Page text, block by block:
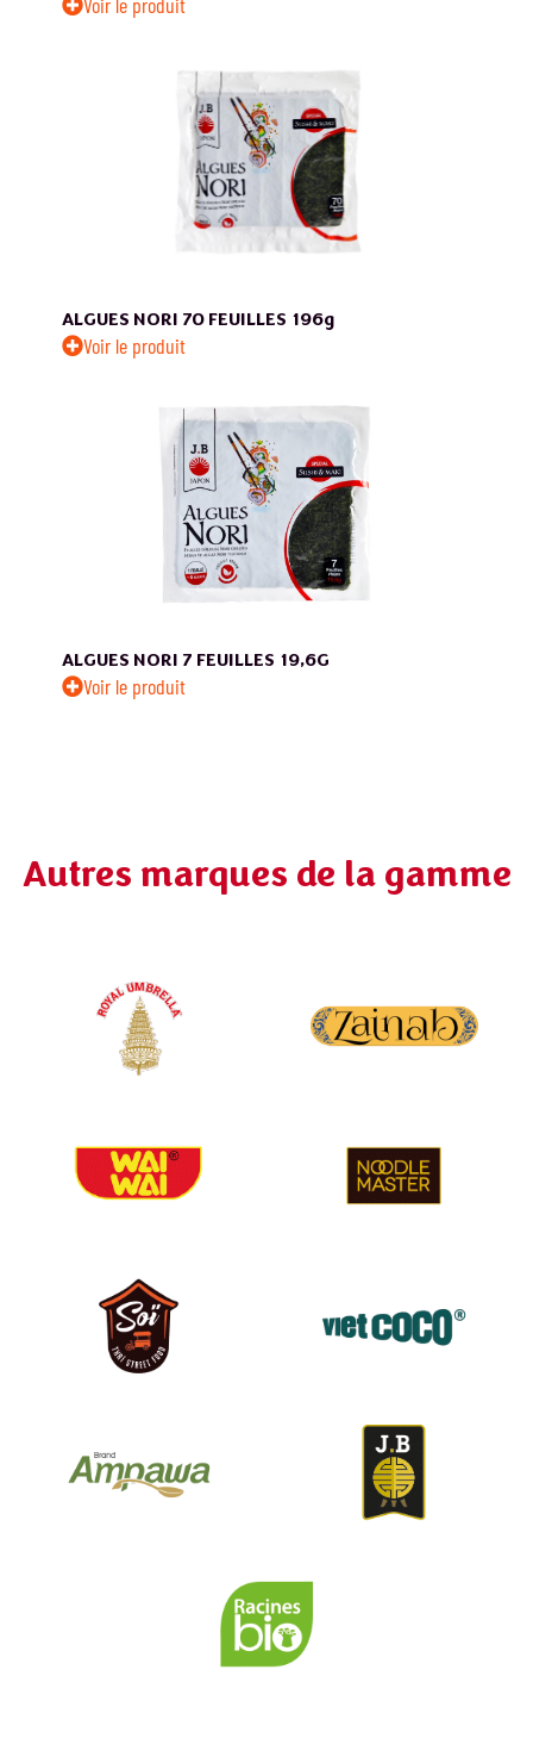
ALGUES NORI 70 FEUILLES 196g
Voir le produit
ALGUES NORI 7 FEUILLES 19,6G
Voir le produit
Autres marques de la gamme